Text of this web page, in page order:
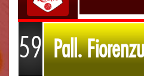
59 Pall.